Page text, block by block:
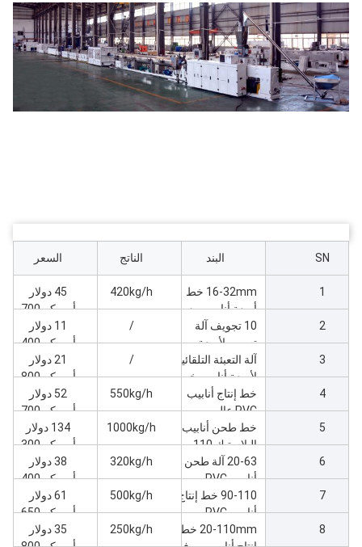
SN البند الناتج السعر
16-32mm خط
أربعة أنابيب مع
65/132-45kw
طحن
420kg/h
45 دولار
أمريكي700
2
10 تجويف آلة
تسمير لأربعة
خيوط أنابيب القناة
16-32 خط
11 دولار
أمريكي400
3
آلة التعبئة التلقائية
لأربعة أنابيب خيط
16-32 آلة
21 دولار
أمريكي800
4
خط إنتاج أنابيب
PVC عالي
السرعة 50-110
550kg/h
52 دولار
أمريكي700
5
خط طحن أنابيب
البلاستيك 110-
200 عالية السرعة
1000kg/h
134 دولار
أمريكي300
6
20-63 آلة طحن
أنابيب PVC
مزدوجة
320kg/h
38 دولار
أمريكي400
7
90-110 خط إنتاج
أنابيب PVC
مزدوجة
500kg/h
61 دولار
أمريكي650
8
20-110mm خط
250kg/h
35 دولار